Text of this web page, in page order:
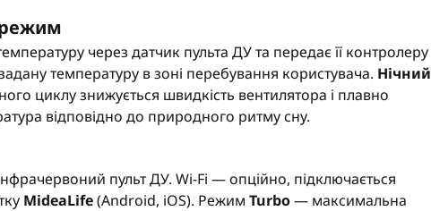
режим
через датчик пульта ДУ та передає її контролеру
температуру в зоні перебування користувача. Нічний
циклу знижується швидкість вентилятора і плавно
відповідно до природного ритму сну.
пульт ДУ. Wi-Fi — опційно, підключається
MideaLife(Android, iOS). Режим Turbo— максимальна